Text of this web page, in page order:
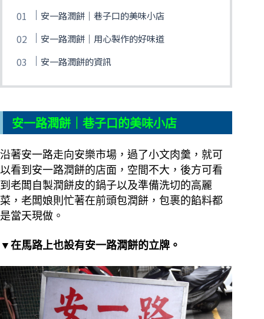
安一路潤餅｜巷子口的美味小店
安一路潤餅｜用心製作的好味道
安一路潤餅的資訊
安一路潤餅｜巷子口的美味小店
沿著安一路走向安樂市場，過了小文肉羹，就可
以看到安一路潤餅的店面，空間不大，後方可看
到老闆自製潤餅皮的鍋子以及準備洗切的高麗
菜，老闆娘則忙著在前頭包潤餅，包裹的餡料都
是當天現做。
▼在馬路上也設有安一路潤餅的立牌。